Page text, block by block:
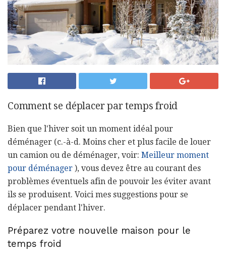
Comment se déplacer par temps froid
Bien que l'hiver soit un moment idéal pour
déménager (c.-à-d. Moins cher et plus facile de louer
un camion ou de déménager, voir: Meilleur moment
pour déménager ), vous devez être au courant des
problèmes éventuels afin de pouvoir les éviter avant
ils se produisent. Voici mes suggestions pour se
déplacer pendant l'hiver.
Préparez votre nouvelle maison pour le
temps froid